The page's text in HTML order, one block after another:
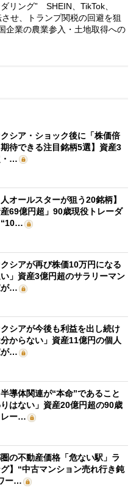
リング” SHEIN、TikTok、
せ、トランプ関税の回避を狙
業の農業参入・土地取得への
クシア・ショック後に「株価倍
待できる注目銘柄5選】資産3
・…
人オールスターが狙う20銘柄】
産69億円超」90歳現役トレーダ
“10…
クシアが再び株価10万円になる
い」資産3億円超のサラリーマン
が…
クシアが今後も利益を出し続け
からない」資産11億円の個人
が…
半導体関連が“本命”であること
はない」資産20億円超の90歳
レー…
圏の不動産価格「危ない駅」ラ
】“中古マンション売れ行き鈍
ー…